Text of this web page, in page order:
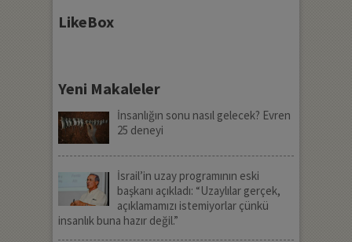
LikeBox
Yeni Makaleler
İnsanlığın sonu nasıl gelecek? Evren
25 deneyi
İsrail’in uzay programının eski
başkanı açıkladı: “Uzaylılar gerçek,
açıklamamızı istemiyorlar çünkü
insanlık buna hazır değil.”